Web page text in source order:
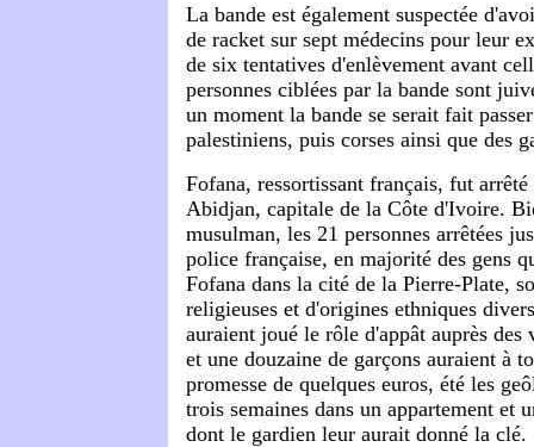
La bande est également suspectée
de racket sur sept médecins pour leur
de six tentatives d'enlèvement avant
personnes ciblées par la bande sont
un moment la bande se serait fait
palestiniens, puis corses ainsi que des
Fofana, ressortissant français, fut
Abidjan, capitale de la Côte d'Ivoire.
musulman, les 21 personnes arrêtées
police française, en majorité des gens
Fofana dans la cité de la Pierre-Plate,
religieuses et d'origines ethniques
auraient joué le rôle d'appât auprès
et une douzaine de garçons auraient à
promesse de quelques euros, été les
trois semaines dans un appartement et
dont le gardien leur aurait donné la clé.